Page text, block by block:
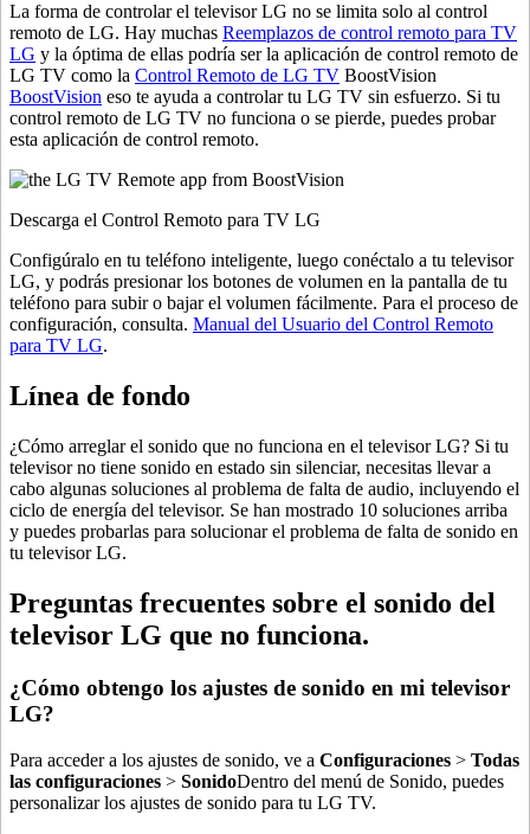
La forma de controlar el televisor LG no se limita solo al control
remoto de LG. Hay muchas Reemplazos de control remoto para TV
LG y la óptima de ellas podría ser la aplicación de control remoto de
LG TV como la Control Remoto de LG TV BoostVision
BoostVision eso te ayuda a controlar tu LG TV sin esfuerzo. Si tu
control remoto de LG TV no funciona o se pierde, puedes probar
esta aplicación de control remoto.
Descarga el Control Remoto para TV LG
Configúralo en tu teléfono inteligente, luego conéctalo a tu televisor
LG, y podrás presionar los botones de volumen en la pantalla de tu
teléfono para subir o bajar el volumen fácilmente. Para el proceso de
configuración, consulta. Manual del Usuario del Control Remoto
para TV LG.
Línea de fondo
¿Cómo arreglar el sonido que no funciona en el televisor LG? Si tu
televisor no tiene sonido en estado sin silenciar, necesitas llevar a
cabo algunas soluciones al problema de falta de audio, incluyendo el
ciclo de energía del televisor. Se han mostrado 10 soluciones arriba
y puedes probarlas para solucionar el problema de falta de sonido en
tu televisor LG.
Preguntas frecuentes sobre el sonido del
televisor LG que no funciona.
¿Cómo obtengo los ajustes de sonido en mi televisor
LG?
Para acceder a los ajustes de sonido, ve a Configuraciones > Todas
las configuraciones > SonidoDentro del menú de Sonido, puedes
personalizar los ajustes de sonido para tu LG TV.